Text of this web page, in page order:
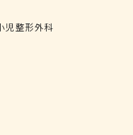
児整形外科